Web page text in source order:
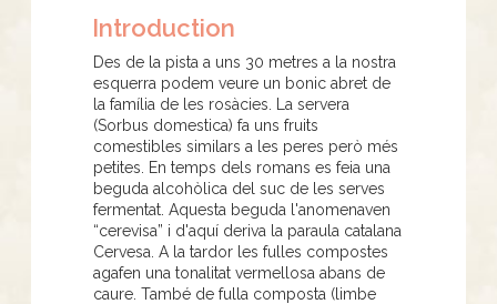
Introduction
Des de la pista a uns 30 metres a la nostra
esquerra podem veure un bonic abret de
la família de les rosàcies. La servera
(Sorbus domestica) fa uns fruits
comestibles similars a les peres però més
petites. En temps dels romans es feia una
beguda alcohòlica del suc de les serves
fermentat. Aquesta beguda l'anomenaven
“cerevisa” i d'aquí deriva la paraula catalana
Cervesa. A la tardor les fulles compostes
agafen una tonalitat vermellosa abans de
caure. També de fulla composta (limbe